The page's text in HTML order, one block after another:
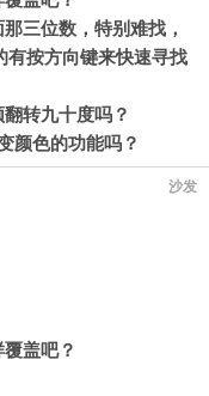
三位数，特别难找，
有按方向键来快速寻找
转九十度吗？
颜色的功能吗？
沙发
盖吧？